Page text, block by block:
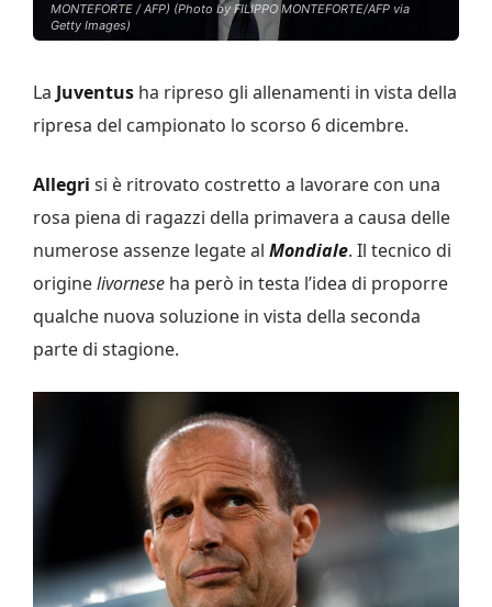
MONTEFORTE / AFP) (Photo by FILIPPO MONTEFORTE/AFP via
Getty Images)
La Juventus ha ripreso gli allenamenti in vista della
ripresa del campionato lo scorso 6 dicembre.
Allegri si è ritrovato costretto a lavorare con una
rosa piena di ragazzi della primavera a causa delle
numerose assenze legate al Mondiale. Il tecnico di
originelivornese ha però in testa l’idea di proporre
qualche nuova soluzione in vista della seconda
parte di stagione.